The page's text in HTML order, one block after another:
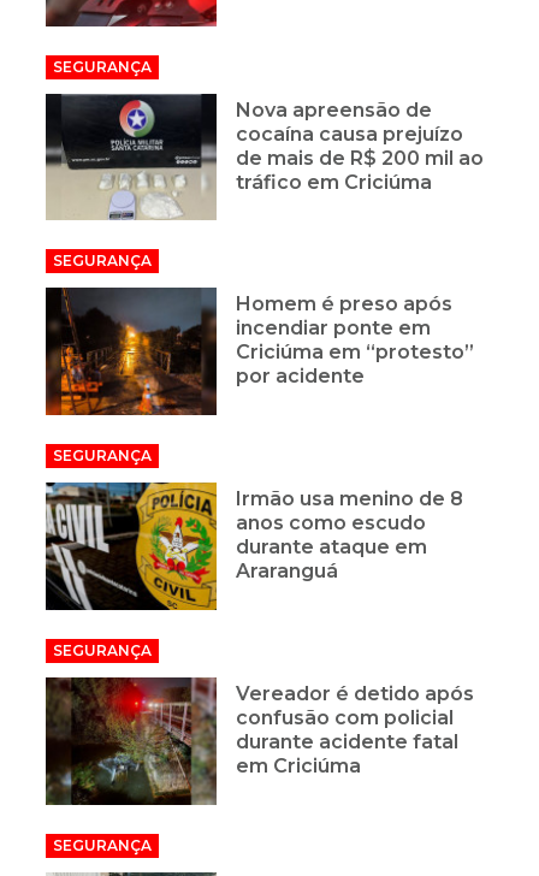
SEGURANÇA
Nova apreensão de
cocaína causa prejuízo
de mais de R$ 200 mil ao
tráfico em Criciúma
SEGURANÇA
Homem é preso após
incendiar ponte em
Criciúma em “protesto”
por acidente
SEGURANÇA
Irmão usa menino de 8
anos como escudo
durante ataque em
Araranguá
SEGURANÇA
Vereador é detido após
confusão com policial
durante acidente fatal
em Criciúma
SEGURANÇA